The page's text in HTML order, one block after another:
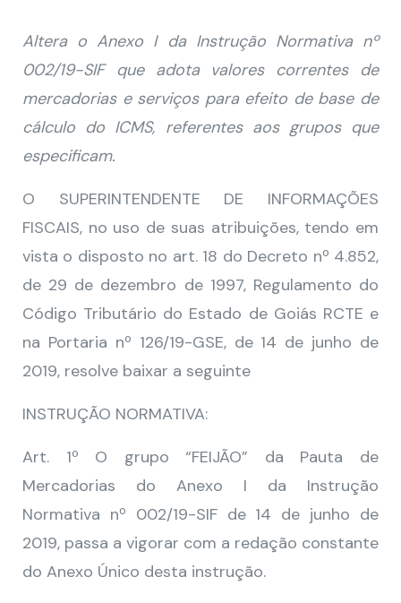
Altera o Anexo I da Instrução Normativa nº
002/19-SIF que adota valores correntes de
mercadorias e serviços para efeito de base de
cálculo do ICMS, referentes aos grupos que
especificam.
O SUPERINTENDENTE DE INFORMAÇÕES
FISCAIS, no uso de suas atribuições, tendo em
vista o disposto no art. 18 do Decreto nº 4.852,
de 29 de dezembro de 1997, Regulamento do
Código Tributário do Estado de Goiás RCTE e
na Portaria nº 126/19-GSE, de 14 de junho de
2019, resolve baixar a seguinte
INSTRUÇÃO NORMATIVA:
Art. 1º O grupo “FEIJÃO” da Pauta de
Mercadorias do Anexo I da Instrução
Normativa nº 002/19-SIF de 14 de junho de
2019, passa a vigorar com a redação constante
do Anexo Único desta instrução.